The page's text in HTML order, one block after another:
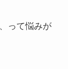
って悩みが